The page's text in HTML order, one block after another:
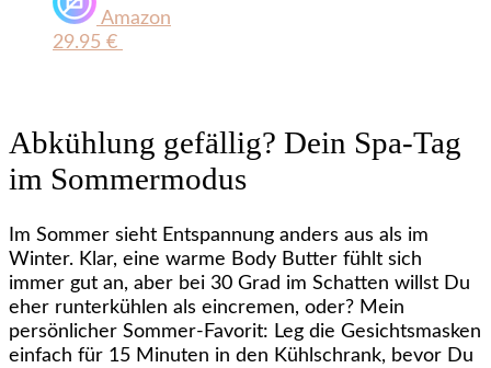
Amazon
29.95 €
Abkühlung gefällig? Dein Spa-Tag
im Sommermodus
Im Sommer sieht Entspannung anders aus als im
Winter. Klar, eine warme Body Butter fühlt sich
immer gut an, aber bei 30 Grad im Schatten willst Du
eher runterkühlen als eincremen, oder? Mein
persönlicher Sommer-Favorit: Leg die Gesichtsmasken
einfach für 15 Minuten in den Kühlschrank, bevor Du